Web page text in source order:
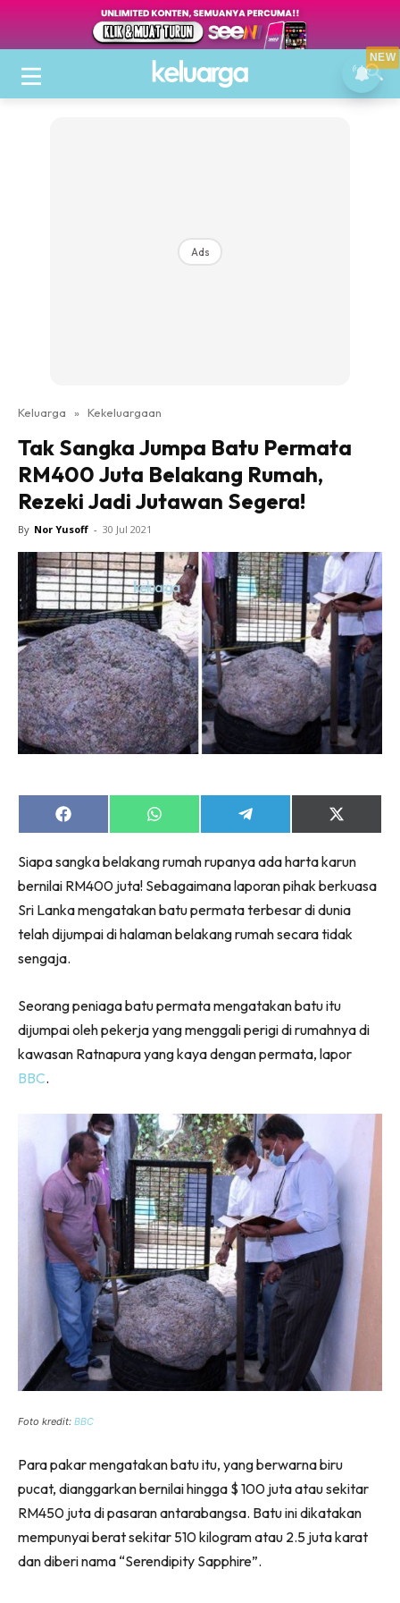
Ads
Keluarga » Kekeluargaan
Tak Sangka Jumpa Batu Permata
RM400 Juta Belakang Rumah,
Rezeki Jadi Jutawan Segera!
By Nor Yusoff - 30 Jul 2021
Share
on
Share
on
Share
on
Share
on
(Twitter)
Siapa sangka belakang rumah rupanya ada harta karun
bernilai RM400 juta! Sebagaimana laporan pihak berkuasa
Sri Lanka mengatakan batu permata terbesar di dunia
telah dijumpai di halaman belakang rumah secara tidak
sengaja.
Seorang peniaga batu permata mengatakan batu itu
dijumpai oleh pekerja yang menggali perigi di rumahnya di
kawasan Ratnapura yang kaya dengan permata, lapor
BBC.
Foto kredit: BBC
Para pakar mengatakan batu itu, yang berwarna biru
pucat, dianggarkan bernilai hingga $ 100 juta atau sekitar
RM450 juta di pasaran antarabangsa. Batu ini dikatakan
mempunyai berat sekitar 510 kilogram atau 2.5 juta karat
dan diberi nama “Serendipity Sapphire”.
NEW